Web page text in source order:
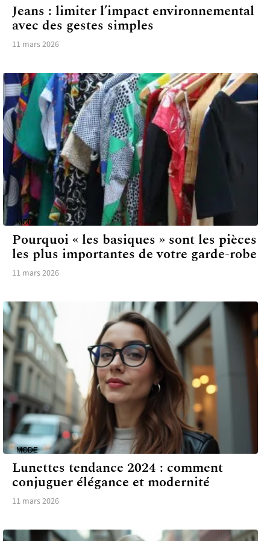
Jeans : limiter l’impact environnemental
avec des gestes simples
11 mars 2026
MODE
Pourquoi « les basiques » sont les pièces
les plus importantes de votre garde-robe
11 mars 2026
MODE
Lunettes tendance 2024 : comment
conjuguer élégance et modernité
11 mars 2026